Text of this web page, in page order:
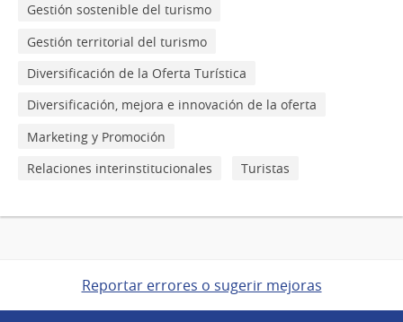
Gestión sostenible del turismo
Gestión territorial del turismo
Diversificación de la Oferta Turística
Diversificación, mejora e innovación de la oferta
Marketing y Promoción
Relaciones interinstitucionales
Turistas
Reportar errores o sugerir mejoras